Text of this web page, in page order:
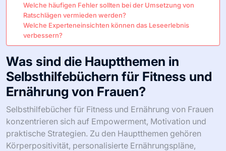
Welche häufigen Fehler sollten bei der Umsetzung von
Ratschlägen vermieden werden?
Welche Experteneinsichten können das Leseerlebnis
verbessern?
Was sind die Hauptthemen in
Selbsthilfebüchern für Fitness und
Ernährung von Frauen?
Selbsthilfebücher für Fitness und Ernährung von Frauen
konzentrieren sich auf Empowerment, Motivation und
praktische Strategien. Zu den Hauptthemen gehören
Körperpositivität, personalisierte Ernährungspläne,